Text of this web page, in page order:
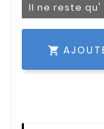
Il ne reste qu'
